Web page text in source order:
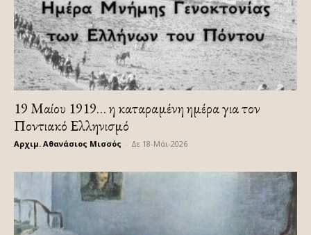
19 Μαίου 1919… η καταραμένη ημέρα για τον
Ποντιακό Ελληνισμό
Αρχιμ. Αθανάσιος Μισσός Δε 18-Μάι-2026